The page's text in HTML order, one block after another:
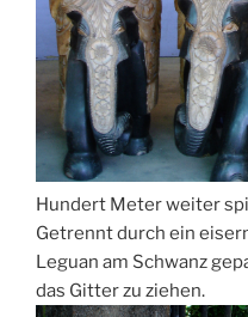
Hundert Meter weiter
Getrennt durch ein
Leguan am Schwanz
das Gitter zu ziehen.